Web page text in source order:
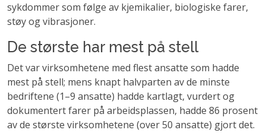
sykdommer som følge av kjemikalier, biologiske farer,
støy og vibrasjoner.
De største har mest på stell
Det var virksomhetene med flest ansatte som hadde
mest på stell; mens knapt halvparten av de minste
bedriftene (1–9 ansatte) hadde kartlagt, vurdert og
dokumentert farer på arbeidsplassen, hadde 86 prosent
av de største virksomhetene (over 50 ansatte) gjort det.